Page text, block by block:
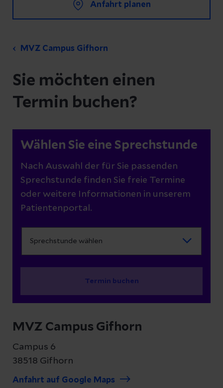
Anfahrt planen
MVZ Campus Gifhorn
Sie möchten einen
Termin buchen?
Wählen Sie eine Sprechstunde
Nach Auswahl der für Sie passenden
Sprechstunde finden Sie freie Termine
oder weitere Informationen in unserem
Patientenportal.
Termin buchen
MVZ Campus Gifhorn
Campus 6
38518 Gifhorn
Anfahrt auf Google Maps